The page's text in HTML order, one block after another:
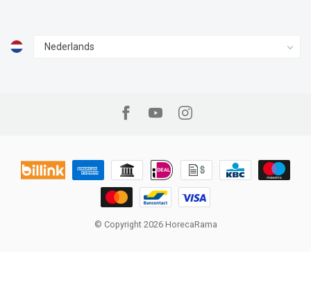
© Copyright 2026 HorecaRama